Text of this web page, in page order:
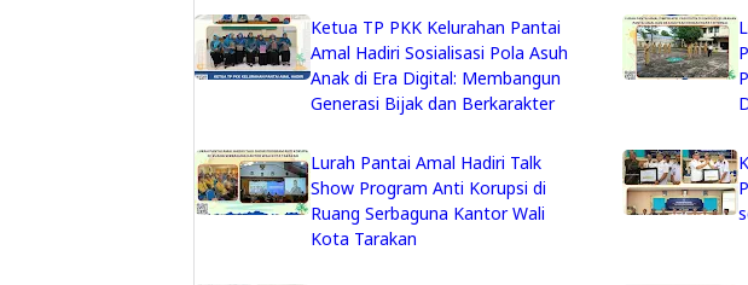
Ketua TP PKK Kelurahan Pantai
Amal Hadiri Sosialisasi Pola Asuh
Anak di Era Digital: Membangun
Generasi Bijak dan Berkarakter
Lurah Pantai Amal Hadiri Talk
Show Program Anti Korupsi di
Ruang Serbaguna Kantor Wali
Kota Tarakan